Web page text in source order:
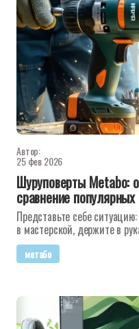
Автор:
25 фев 2026
Шуруповерты Metabo:
сравнение
Представьте себе
в мастерской, держите в
метабо